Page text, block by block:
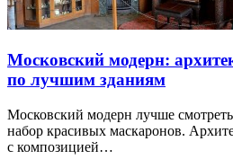
Московский модерн:
по лучшим зданиям
Московский модерн лучше смотреть
набор красивых маскаронов.
с композицией…